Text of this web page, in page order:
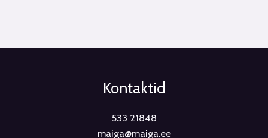
Kontaktid
533 21848
maiga@maiga.ee